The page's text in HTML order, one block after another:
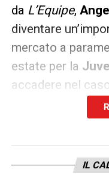
da L’Equipe,
diventare
mercato a
estate per la
accadere nel
scadenza nel
con il direttore
IL